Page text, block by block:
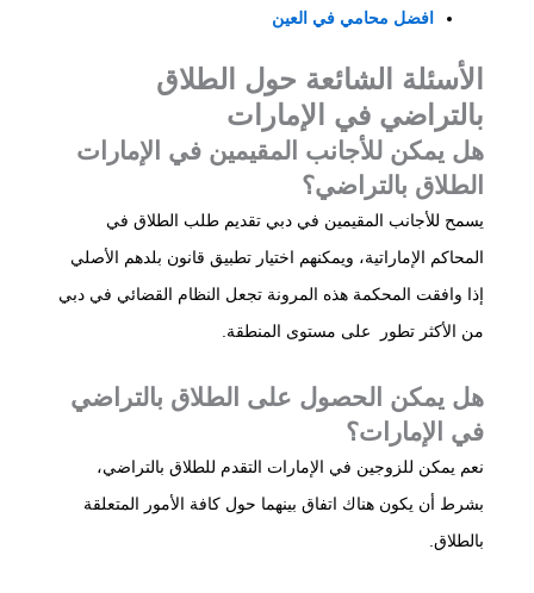
افضل محامي في العين
الأسئلة الشائعة حول الطلاق
بالتراضي في الإمارات
هل يمكن للأجانب المقيمين في الإمارات
الطلاق بالتراضي؟
يسمح للأجانب المقيمين في دبي تقديم طلب الطلاق في
المحاكم الإماراتية، ويمكنهم اختيار تطبيق قانون بلدهم الأصلي
إذا وافقت المحكمة هذه المرونة تجعل النظام القضائي في دبي
من الأكثر تطور على مستوى المنطقة.
هل يمكن الحصول على الطلاق بالتراضي
في الإمارات؟
نعم يمكن للزوجين في الإمارات التقدم للطلاق بالتراضي،
بشرط أن يكون هناك اتفاق بينهما حول كافة الأمور المتعلقة
بالطلاق.